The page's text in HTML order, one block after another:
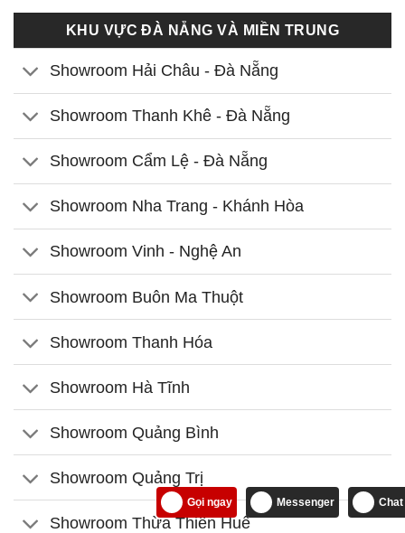
KHU VỰC ĐÀ NẴNG VÀ MIỀN TRUNG
Showroom Hải Châu - Đà Nẵng
Showroom Thanh Khê - Đà Nẵng
Showroom Cẩm Lệ - Đà Nẵng
Showroom Nha Trang - Khánh Hòa
Showroom Vinh - Nghệ An
Showroom Buôn Ma Thuột
Showroom Thanh Hóa
Showroom Hà Tĩnh
Showroom Quảng Bình
Showroom Quảng Trị
Showroom Thừa Thiên Huế
Gọi ngay Messenger